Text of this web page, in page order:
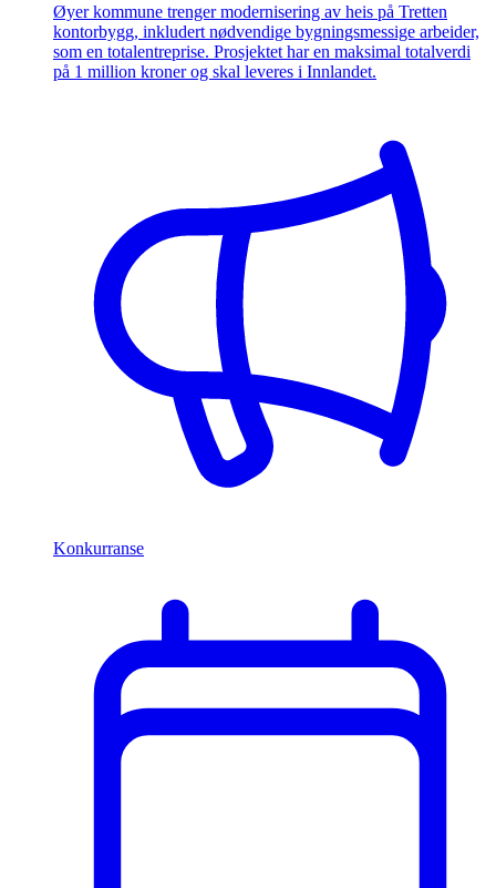
Øyer kommune trenger modernisering av heis på Tretten
kontorbygg, inkludert nødvendige bygningsmessige arbeider,
som en totalentreprise. Prosjektet har en maksimal totalverdi
på 1 million kroner og skal leveres i Innlandet.
Konkurranse